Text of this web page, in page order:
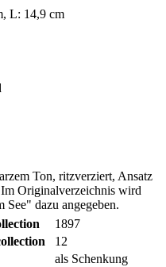
L: 14,9 cm
Ton, ritzverziert, Ansatz
Originalverzeichnis wird
See" dazu angegeben.
1897
12
als Schenkung